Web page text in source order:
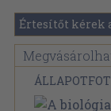
Értesítőt kérek